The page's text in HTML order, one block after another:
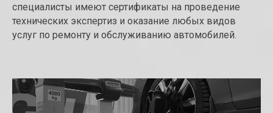
специалисты имеют сертификаты на проведение
технических экспертиз и оказание любых видов
услуг по ремонту и обслуживанию автомобилей.